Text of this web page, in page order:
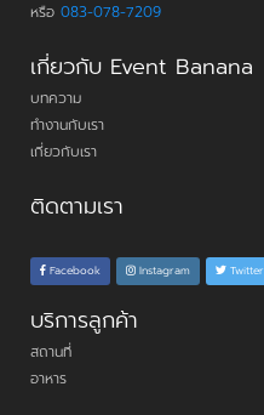
หรือ 083-078-7209
เกี่ยวกับ Event Banana
บทความ
ทำงานกับเรา
เกี่ยวกับเรา
ติดตามเรา
Facebook Instagram Twitter
บริการลูกค้า
สถานที่
อาหาร